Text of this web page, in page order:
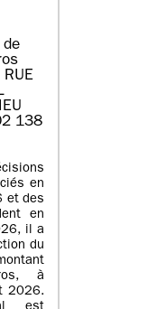
de
138
en
et des
en
il a
du
à
2026.